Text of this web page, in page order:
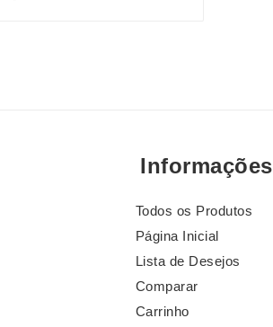
Informações
Todos os Produtos
Página Inicial
Lista de Desejos
Comparar
Carrinho